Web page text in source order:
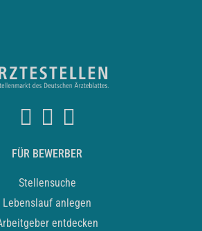
FÜR BEWERBER
Stellensuche
Lebenslauf anlegen
entdecken